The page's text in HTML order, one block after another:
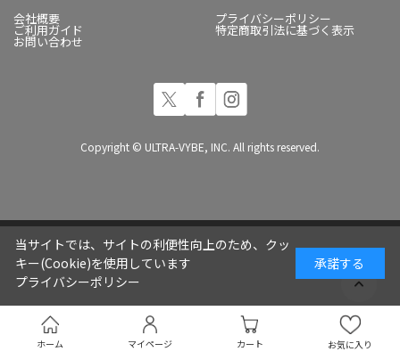
ホーム マイページ カート お気に入り
会社概要 プライバシーポリシー
ご利用ガイド 特定商取引法に基づく表示
お問い合わせ
Copyright © ULTRA-VYBE, INC. All rights reserved.
当サイトでは、サイトの利便性向上のため、クッ
キー(Cookie)を使用しています
プライバシーポリシー
承諾する